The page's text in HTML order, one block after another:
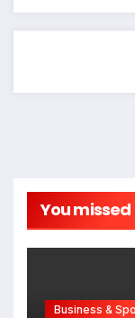
You missed
Business &